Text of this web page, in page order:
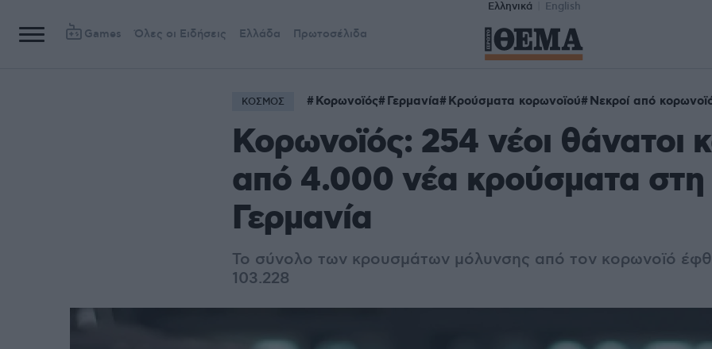
Ελληνικά English
Games Όλες οι Ειδήσεις Ελλάδα Πρωτοσέλιδα
ΚΟΣΜΟΣ Κορωνοϊός Γερμανία Κρούσματα κορωνοϊού Νεκροί από
Κορωνοϊός: 254 νέοι θάνατοι
από 4.000 νέα κρούσματα στη
Γερμανία
Το σύνολο των κρουσμάτων μόλυνσης από τον κορωνοϊό
103.228